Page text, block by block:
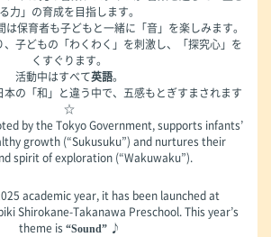
る力」の育成を目指します。
保育者も子どもと一緒に「音」を楽しみます。
子どもの「わくわく」を刺激し、「探究心」を
くすぐります。
活動中はすべて英語。
の「和」と違う中で、五感もとぎすまされます
☆
by the Tokyo Government, supports infants’
growth (“Sukusuku”) and nurtures their
spirit of exploration (“Wakuwaku”).
academic year, it has been launched at
Shirokane-Takanawa Preschool. This year’s
theme is “Sound”♪